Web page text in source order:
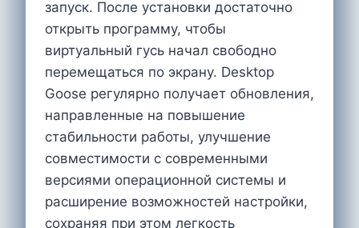
запуск. После установки достаточно
открыть программу, чтобы
виртуальный гусь начал свободно
перемещаться по экрану. Desktop
Goose регулярно получает обновления,
направленные на повышение
стабильности работы, улучшение
совместимости с современными
версиями операционной системы и
расширение возможностей настройки,
сохраняя при этом легкость